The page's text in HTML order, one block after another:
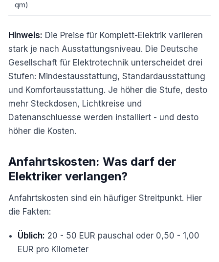
qm)
Hinweis: Die Preise für Komplett-Elektrik variieren
stark je nach Ausstattungsniveau. Die Deutsche
Gesellschaft für Elektrotechnik unterscheidet drei
Stufen: Mindestausstattung, Standardausstattung
und Komfortausstattung. Je höher die Stufe, desto
mehr Steckdosen, Lichtkreise und
Datenanschluesse werden installiert - und desto
höher die Kosten.
Anfahrtskosten: Was darf der
Elektriker verlangen?
Anfahrtskosten sind ein häufiger Streitpunkt. Hier
die Fakten:
Üblich: 20 - 50 EUR pauschal oder 0,50 - 1,00
EUR pro Kilometer